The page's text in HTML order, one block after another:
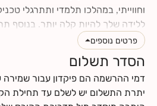
וחווייתי, במהלכו תלמדי ותתרגלי
ללידה שלך להיות קלה יותר. בנוסף
וטיפים לתקופת ההריון והלידה. תינתן
תהליך מהנה של הבאת מודעות עצמית
כמה הם מושפעים אחד מהשני, וכמה הם
בלידה עדינה כאשר לומדים להרפות
שלך תרכשו ידע ותפתחו כישורי
פרטים נוספים
הסדר תשלום
דמי ההרשמה הם פיקדון עבור
יתרת התשלום יש לשלם עד תחילת